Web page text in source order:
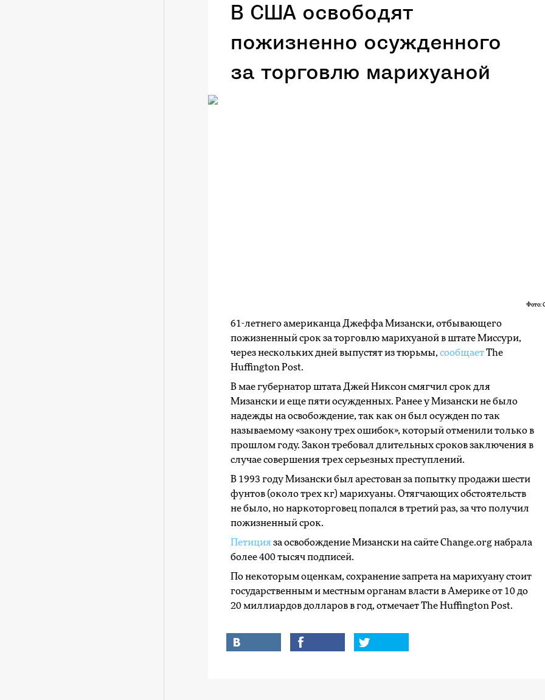
В США освободят
пожизненно осужденного
за торговлю марихуаной
Фото:
61-летнего американца Джеффа Мизански, отбывающего
пожизненный срок за торговлю марихуаной в штате Миссури,
через нескольких дней выпустят из тюрьмы, сообщаетThe
Huffington Post.
В мае губернатор штата Джей Никсон смягчил срок для
Мизански и еще пяти осужденных. Ранее у Мизански не было
надежды на освобождение, так как он был осужден по так
называемому «закону трех ошибок», который отменили только в
прошлом году. Закон требовал длительных сроков заключения в
случае совершения трех серьезных преступлений.
В 1993 году Мизански был арестован за попытку продажи шести
фунтов (около трех кг) марихуаны. Отягчающих обстоятельств
не было, но наркоторговец попался в третий раз, за что получил
пожизненный срок.
Петиция за освобождение Мизански на сайте Change.org набрала
более 400 тысяч подписей.
По некоторым оценкам, сохранение запрета на марихуану стоит
государственным и местным органам власти в Америке от 10 до
20 миллиардов долларов в год, отмечает The Huffington Post.